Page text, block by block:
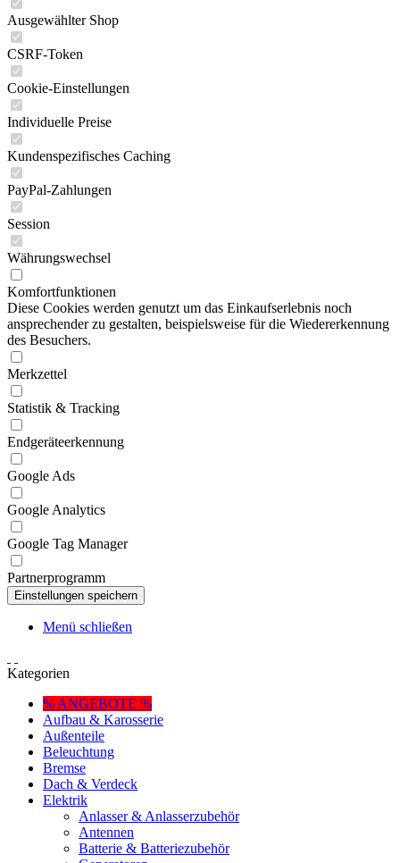
Ausgewählter Shop
CSRF-Token
Cookie-Einstellungen
Individuelle Preise
Kundenspezifisches Caching
PayPal-Zahlungen
Session
Währungswechsel
Komfortfunktionen
Diese Cookies werden genutzt um das Einkaufserlebnis noch
ansprechender zu gestalten, beispielsweise für die Wiedererkennung
des Besuchers.
Merkzettel
Statistik & Tracking
Endgeräteerkennung
Google Ads
Google Analytics
Google Tag Manager
Partnerprogramm
Menü schließen
Kategorien
% ANGEBOTE %
Aufbau & Karosserie
Außenteile
Beleuchtung
Bremse
Dach & Verdeck
Elektrik
Anlasser & Anlasserzubehör
Antennen
Batterie & Batteriezubehör